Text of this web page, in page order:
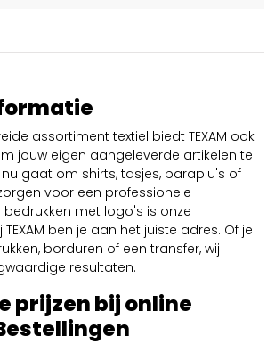
assortiment textiel biedt TEXAM ook
jouw eigen aangeleverde artikelen te
gaat om shirts, tasjes, paraplu's of
voor een professionele
bedrukken met logo's is onze
ben je aan het juiste adres. Of je
borduren of een transfer, wij
resultaten.
prijzen bij online